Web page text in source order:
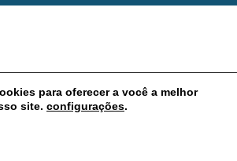
para oferecer a você a melhor
site. configurações.